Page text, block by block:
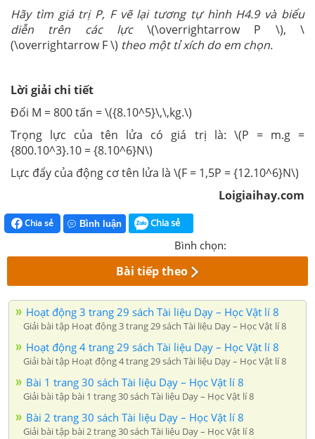
Hãy tìm giá trị P, F vẽ lại tương tự hình H4.9 và biểu
diễn trên các lực\(\overrightarrow P \),
\
(\overrightarrow F \) theo một tỉ xích do em chọn.
Lời giải chi tiết
Đổi M = 800 tấn = \({8.10^5}\,\,kg.\)
Trọng lực của tên lửa có giá trị là: \(P = m.g =
{800.10^3}.10 = {8.10^6}N\)
Lực đẩy của động cơ tên lửa là \(F = 1,5P = {12.10^6}N\)
Loigiaihay.com
Chia sẻ Bình luận Chia sẻ
Bình chọn:
Bài tiếp theo
Hoạt động 3 trang 29 sách Tài liệu Dạy – Học Vật lí 8
Giải bài tập Hoạt động 3 trang 29 sách Tài liệu Dạy – Học Vật lí 8
Hoạt động 4 trang 29 sách Tài liệu Dạy – Học Vật lí 8
Giải bài tập Hoạt động 4 trang 29 sách Tài liệu Dạy – Học Vật lí 8
Bài 1 trang 30 sách Tài liệu Dạy – Học Vật lí 8
Giải bài tập bài 1 trang 30 sách Tài liệu Dạy – Học Vật lí 8
Bài 2 trang 30 sách Tài liệu Dạy – Học Vật lí 8
Giải bài tập bài 2 trang 30 sách Tài liệu Dạy – Học Vật lí 8